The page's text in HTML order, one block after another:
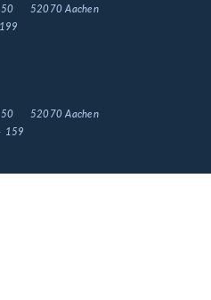
50
52070 Aachen
50
52070 Aachen
159